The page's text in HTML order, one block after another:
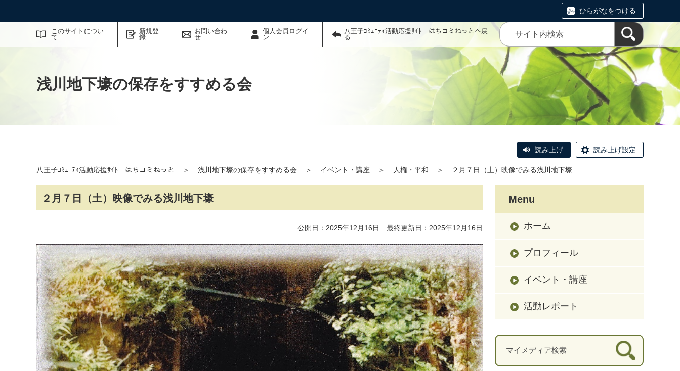
ひらがなをつける
このサイトについ
て
新規登
録
お問い合わ
せ
個人会員ログイ
ン
八王子ｺﾐｭﾆﾃｨ活動応援ｻｲﾄ はちコミねっとへ戻
る
サイト内検索
浅川地下壕の保存をすすめる会
読み上げ 読み上げ設定
八王子ｺﾐｭﾆﾃｨ活動応援ｻｲﾄ はちコミねっと ＞ 浅川地下壕の保存をすすめる会 ＞ イベント・講座 ＞ 人権・平和 ＞ ２月７日（土）映像でみる浅川地下壕
２月７日（土）映像でみる浅川地下壕
公開日：2025年12月16日 最終更新日：2025年12月16日
Menu
ホーム
プロフィール
イベント・講座
活動レポート
マイメディア検索